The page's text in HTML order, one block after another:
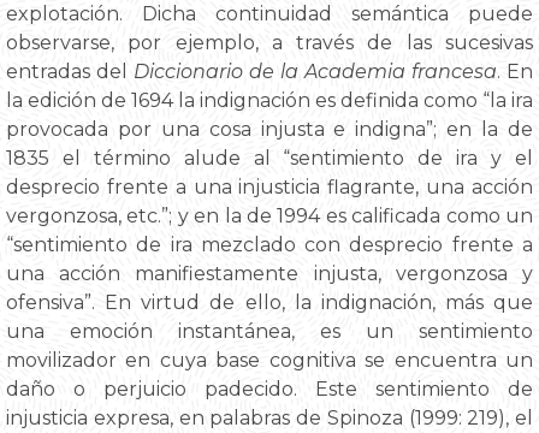
explotación. Dicha continuidad semántica puede
observarse, por ejemplo, a través de las sucesivas
entradas del Diccionario de la Academia francesa. En
la edición de 1694 la indignación es definida como “la ira
provocada por una cosa injusta e indigna”; en la de
1835 el término alude al “sentimiento de ira y el
desprecio frente a una injusticia flagrante, una acción
vergonzosa, etc.”; y en la de 1994 es calificada como un
“sentimiento de ira mezclado con desprecio frente a
una acción manifiestamente injusta, vergonzosa y
ofensiva”. En virtud de ello, la indignación, más que
una emoción instantánea, es un sentimiento
movilizador en cuya base cognitiva se encuentra un
daño o perjuicio padecido. Este sentimiento de
injusticia expresa, en palabras de Spinoza (1999: 219), el